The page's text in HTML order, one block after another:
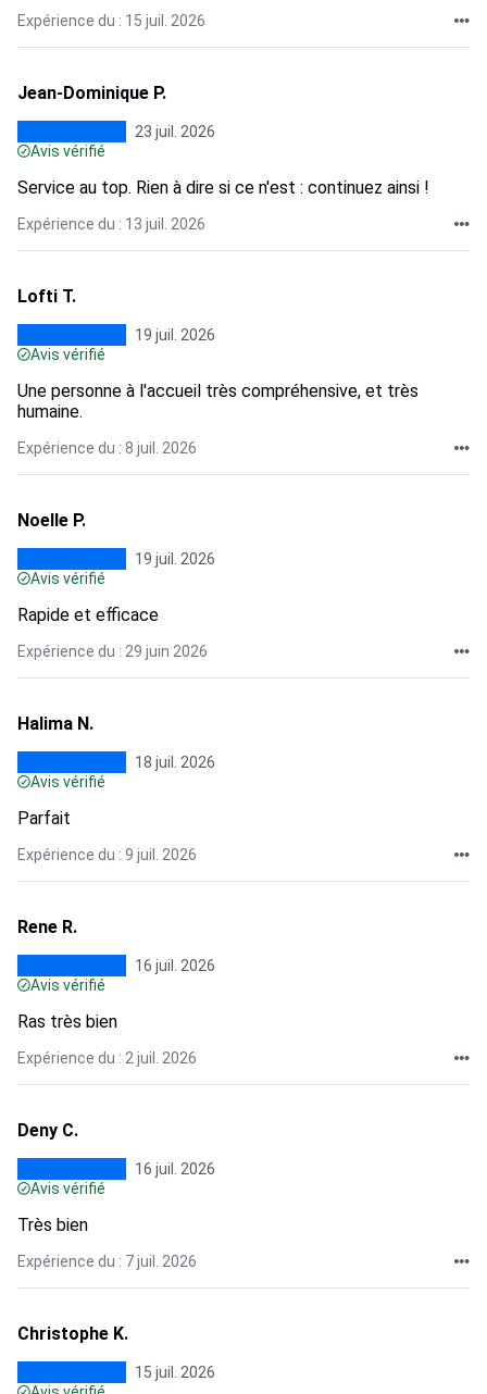
Expérience du : 15 juil. 2026
Jean-Dominique P.
23 juil. 2026
Avis vérifié
Service au top. Rien à dire si ce n'est : continuez ainsi !
Expérience du : 13 juil. 2026
Lofti T.
19 juil. 2026
Avis vérifié
Une personne à l'accueil très compréhensive, et très
humaine.
Expérience du : 8 juil. 2026
Noelle P.
19 juil. 2026
Avis vérifié
Rapide et efficace
Expérience du : 29 juin 2026
Halima N.
18 juil. 2026
Avis vérifié
Parfait
Expérience du : 9 juil. 2026
Rene R.
16 juil. 2026
Avis vérifié
Ras très bien
Expérience du : 2 juil. 2026
Deny C.
16 juil. 2026
Avis vérifié
Très bien
Expérience du : 7 juil. 2026
Christophe K.
15 juil. 2026